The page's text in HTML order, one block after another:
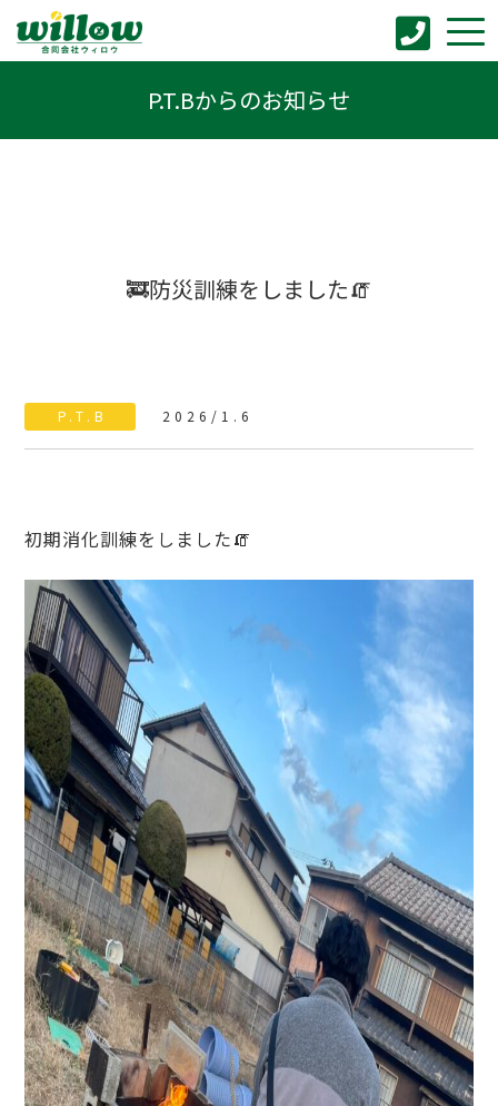
P.T.Bからのお知らせ
🚒防災訓練をしました🧯
P.T.B 2026/1.6
初期消化訓練をしました🧯